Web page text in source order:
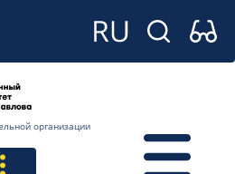
организации